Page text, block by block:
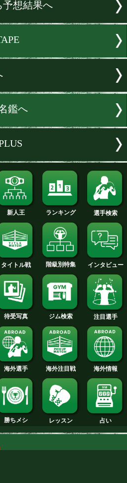
パンチがないと話し
ない分、これといっ
す。強い選手って、
。でも、自分は何で
でいうと、相手が水
ら炎、みたいに相性
出られるし、足も使
抜群の戦法を見つけ
ーへ
ち予想結果へ
TAPE
へ
手名鑑へ
+PLUS